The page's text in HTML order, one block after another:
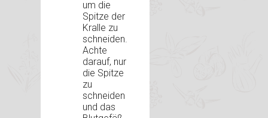
um die
Spitze der
Kralle zu
schneiden.
Achte
darauf, nur
die Spitze
zu
schneiden
und das